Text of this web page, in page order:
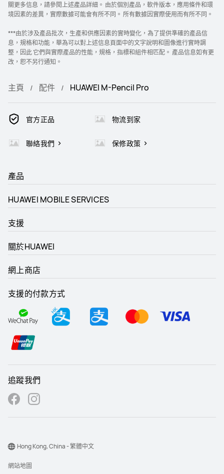
關更多信息，請參閱上述產品詳細。 由於個別產品，軟件版本，應用條件和環
境因素的差異，實際數據可能會有所不同。 所有數據因實際使用而有所不同。
***由於涉及產品批次，生產和供應因素的實時變化，為了提供準確的產品信
息，規格和功能，華為可以對上述信息頁面中的文字說明和圖像進行實時調
整，因此 它們與實際產品的性能，規格，指標和組件相匹配。 產品信息如有更
改，恕不另行通知。
主頁 配件 HUAWEI M-Pencil Pro
官方正品 物流到家
聯絡我們 保修政策
產品
HUAWEI MOBILE SERVICES
支援
關於HUAWEI
網上商店
支援的付款方式
追蹤我們
網站地圖
Hong Kong, China - 繁體中文